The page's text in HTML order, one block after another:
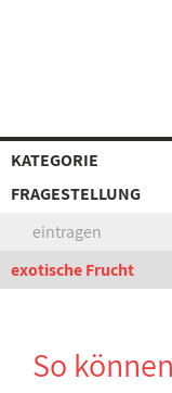
KATEGORIE
FRAGESTELLUNG
eintragen
exotische Frucht
So